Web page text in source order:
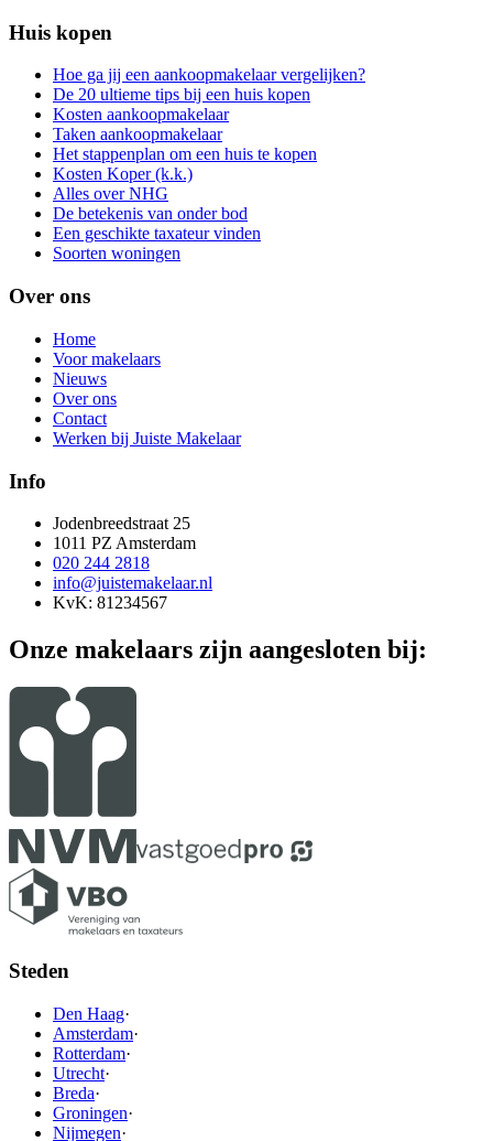
Huis kopen
Hoe ga jij een aankoopmakelaar vergelijken?
De 20 ultieme tips bij een huis kopen
Kosten aankoopmakelaar
Taken aankoopmakelaar
Het stappenplan om een huis te kopen
Kosten Koper (k.k.)
Alles over NHG
De betekenis van onder bod
Een geschikte taxateur vinden
Soorten woningen
Over ons
Home
Voor makelaars
Nieuws
Over ons
Contact
Werken bij Juiste Makelaar
Info
Jodenbreedstraat 25
1011 PZ Amsterdam
020 244 2818
info@juistemakelaar.nl
KvK: 81234567
Onze makelaars zijn aangesloten bij:
Steden
Den Haag·
Amsterdam·
Rotterdam·
Utrecht·
Breda·
Groningen·
Nijmegen·